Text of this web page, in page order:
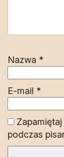
Nazwa *
E-mail *
podczas